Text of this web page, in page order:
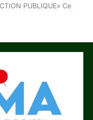
PUBLIQUE» Ce